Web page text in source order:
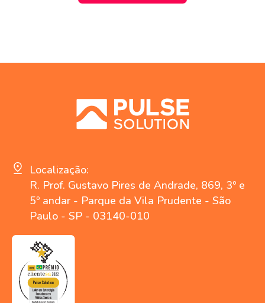
Localização:
R. Prof. Gustavo Pires de Andrade, 869, 3º e
5º andar - Parque da Vila Prudente - São
Paulo - SP - 03140-010